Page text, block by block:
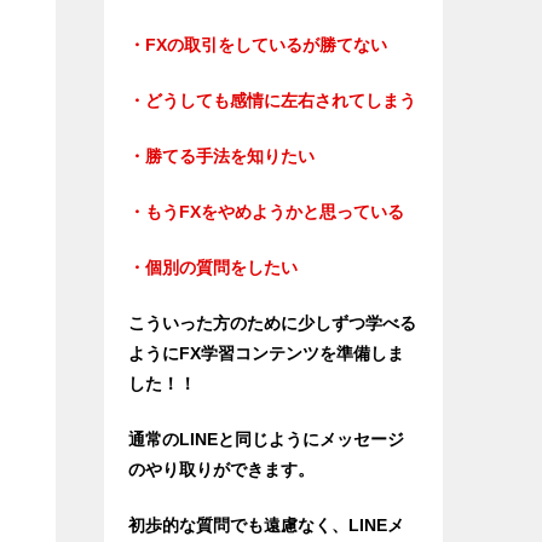
・FXの取引をしているが勝てない
・どうしても感情に左右されてしまう
・勝てる手法を知りたい
・もうFXをやめようかと思っている
・個別の質問をしたい
こういった方のために少しずつ学べる
ようにFX学習コンテンツを準備しま
した！！
通常のLINEと同じようにメッセージ
のやり取りができます。
初歩的な質問でも遠慮なく、LINEメ